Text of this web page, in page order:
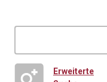
Erweiterte